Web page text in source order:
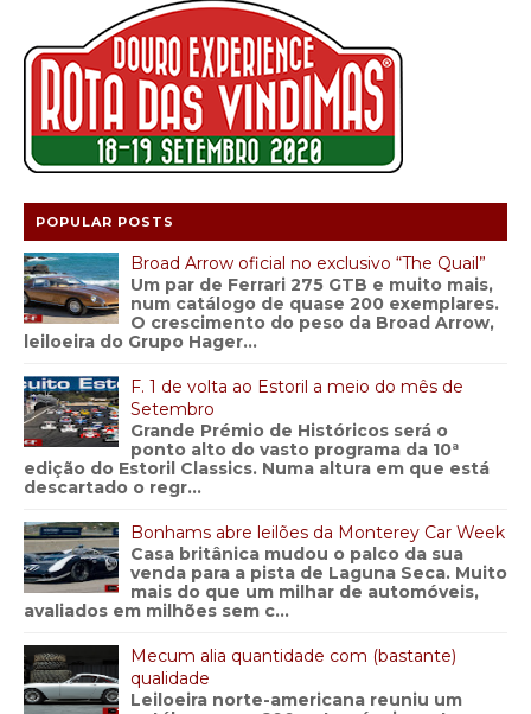
POPULAR POSTS
Broad Arrow oficial no exclusivo “The Quail”
Um par de Ferrari 275 GTB e muito mais,
num catálogo de quase 200 exemplares.
O crescimento do peso da Broad Arrow,
leiloeira do Grupo Hager...
F. 1 de volta ao Estoril a meio do mês de
Setembro
Grande Prémio de Históricos será o
ponto alto do vasto programa da 10ª
edição do Estoril Classics. Numa altura em que está
descartado o regr...
Bonhams abre leilões da Monterey Car Week
Casa britânica mudou o palco da sua
venda para a pista de Laguna Seca. Muito
mais do que um milhar de automóveis,
avaliados em milhões sem c...
Mecum alia quantidade com (bastante)
qualidade
Leiloeira norte-americana reuniu um